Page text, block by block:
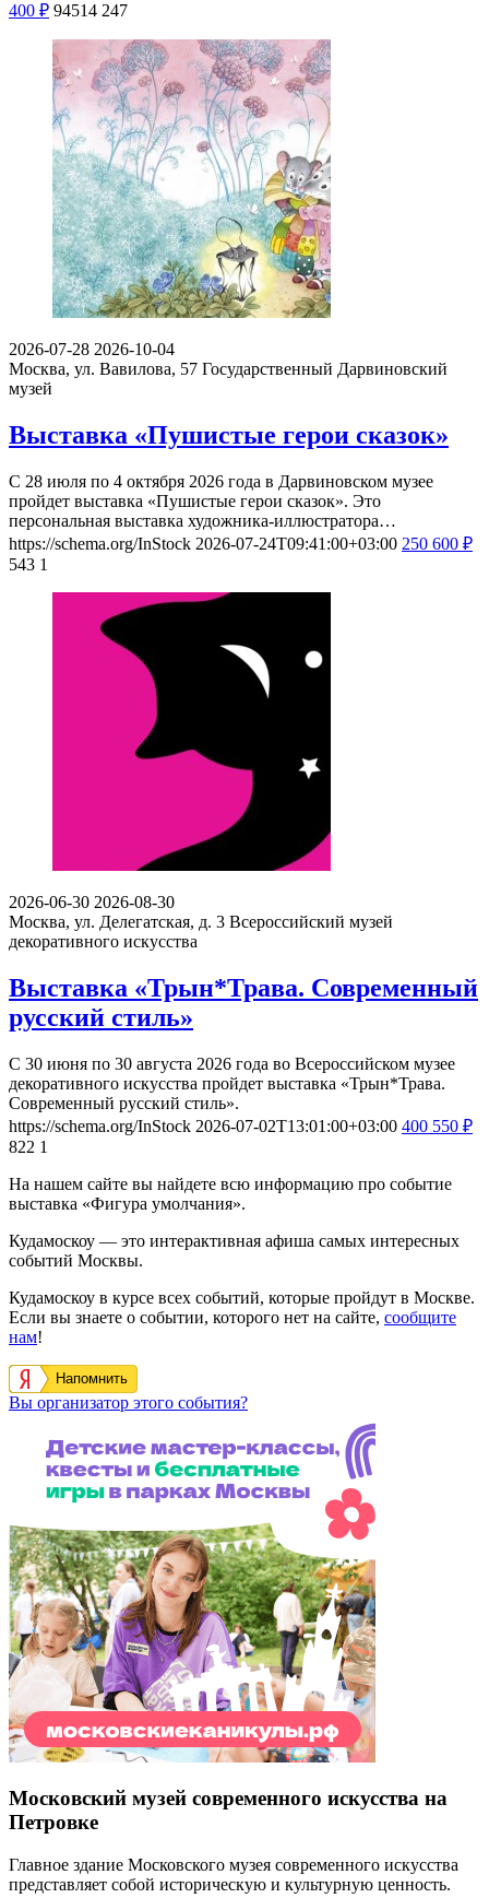
400 ₽ 94514 247
2026-07-28 2026-10-04
Москва, ул. Вавилова, 57 Государственный Дарвиновский
музей
Выставка «Пушистые герои сказок»
С 28 июля по 4 октября 2026 года в Дарвиновском музее
пройдет выставка «Пушистые герои сказок». Это
персональная выставка художника-иллюстратора…
https://schema.org/InStock 2026-07-24T09:41:00+03:00 250 600 ₽
543 1
2026-06-30 2026-08-30
Москва, ул. Делегатская, д. 3 Всероссийский музей
декоративного искусства
Выставка «Трын*Трава. Современный
русский стиль»
С 30 июня по 30 августа 2026 года во Всероссийском музее
декоративного искусства пройдет выставка «Трын*Трава.
Современный русский стиль».
https://schema.org/InStock 2026-07-02T13:01:00+03:00 400 550 ₽
822 1
На нашем сайте вы найдете всю информацию про событие
выставка «Фигура умолчания».
Кудамоскоу — это интерактивная афиша самых интересных
событий Москвы.
Кудамоскоу в курсе всех событий, которые пройдут в Москве.
Если вы знаете о событии, которого нет на сайте, сообщите
нам!
Напомнить
Вы организатор этого события?
Московский музей современного искусства на
Петровке
Главное здание Московского музея современного искусства
представляет собой историческую и культурную ценность.